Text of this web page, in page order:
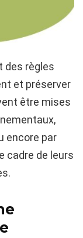
des règles
et préserver
être mises
encore par
cadre de leurs